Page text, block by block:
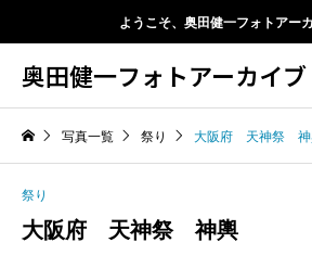
ようこそ、奥田健一フォトアー
奥田健一フォトアーカイブ
写真一覧 祭り 大阪府 天神祭 神
祭り
大阪府 天神祭 神輿